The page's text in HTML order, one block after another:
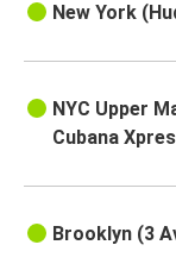
New York
NYC Upper
Cubana
Brooklyn (3